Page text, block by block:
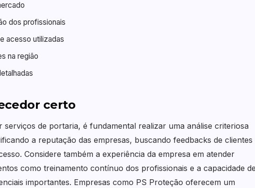
dos profissionais
acesso utilizadas
na região
certo
de portaria, é fundamental realizar uma análise criteriosa
a reputação das empresas, buscando feedbacks de clientes
Considere também a experiência da empresa em atender
como treinamento contínuo dos profissionais e a capacidade
importantes. Empresas como PS Proteção oferecem um